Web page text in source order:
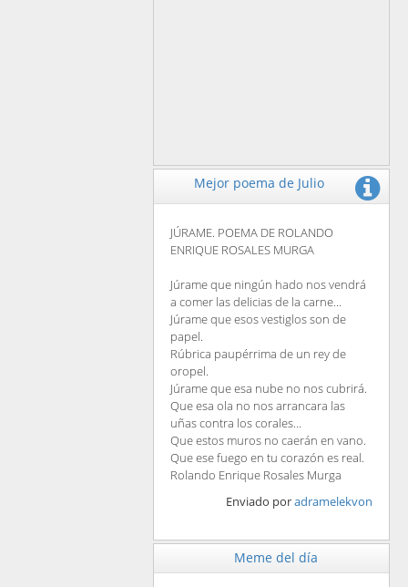
Mejor poema de Julio
JÚRAME. POEMA DE ROLANDO
ENRIQUE ROSALES MURGA
Júrame que ningún hado nos vendrá
a comer las delicias de la carne...
Júrame que esos vestiglos son de
papel.
Rúbrica paupérrima de un rey de
oropel.
Júrame que esa nube no nos cubrirá.
Que esa ola no nos arrancara las
uñas contra los corales...
Que estos muros no caerán en vano.
Que ese fuego en tu corazón es real.
Rolando Enrique Rosales Murga
Enviado poradramelekvon
Meme del día